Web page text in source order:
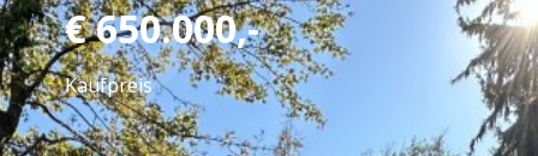
€650.000,-
Kaufpreis